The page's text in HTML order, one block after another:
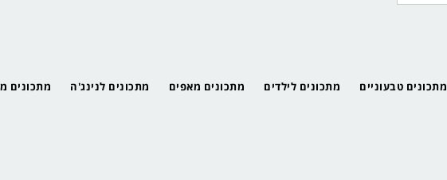
מתכונים טבעוניים מתכונים לילדים מתכונים מאפים מתכונים לנינג'ה מתכונים